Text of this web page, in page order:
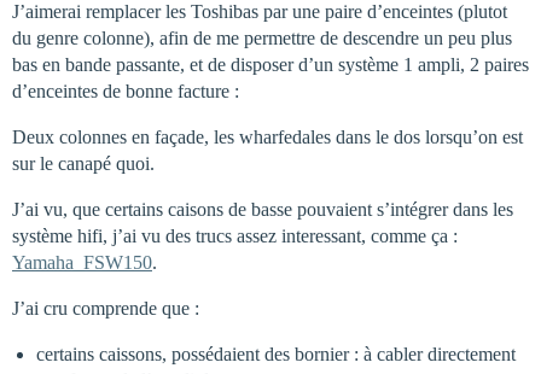
J’aimerai remplacer les Toshibas par une paire d’enceintes (plutot
du genre colonne), afin de me permettre de descendre un peu plus
bas en bande passante, et de disposer d’un système 1 ampli, 2 paires
d’enceintes de bonne facture :
Deux colonnes en façade, les wharfedales dans le dos lorsqu’on est
sur le canapé quoi.
J’ai vu, que certains caisons de basse pouvaient s’intégrer dans les
système hifi, j’ai vu des trucs assez interessant, comme ça :
Yamaha_FSW150.
J’ai cru comprende que :
certains caissons, possédaient des bornier : à cabler directement